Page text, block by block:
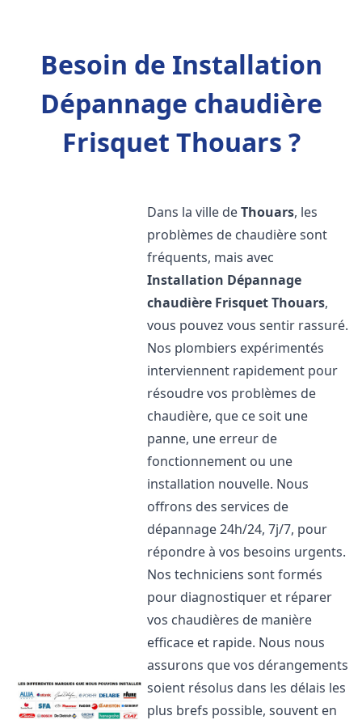
Besoin de Installation
Dépannage chaudière
Frisquet Thouars ?
Dans la ville deThouars, les
problèmes de chaudière sont
fréquents, mais avec
Installation Dépannage
chaudière FrisquetThouars,
vous pouvez vous sentir rassuré.
Nos plombiers expérimentés
interviennent rapidement pour
résoudre vos problèmes de
chaudière, que ce soit une
panne, une erreur de
fonctionnement ou une
installation nouvelle. Nous
offrons des services de
dépannage 24h/24, 7j/7, pour
répondre à vos besoins urgents.
Nos techniciens sont formés
pour diagnostiquer et réparer
vos chaudières de manière
efficace et rapide. Nous nous
assurons que vos dérangements
soient résolus dans les délais les
plus brefs possible, souvent en